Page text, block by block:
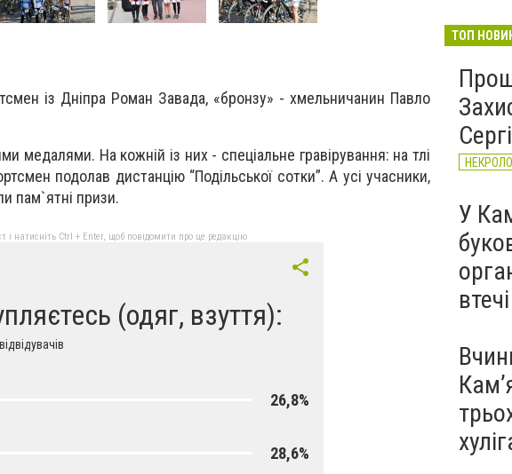
із Дніпра Роман Завада, «бронзу» - хмельничанин Павло
медалями. На кожній із них - спеціальне гравірування: на тлі
подолав дистанцію “Подільської сотки”. А усі учасники,
пам`ятні призи.
і натисніть Ctrl + Enter, щоб повідомити про це редакцію
(одяг, взуття):
26,8%
28,6%
ТОП
У